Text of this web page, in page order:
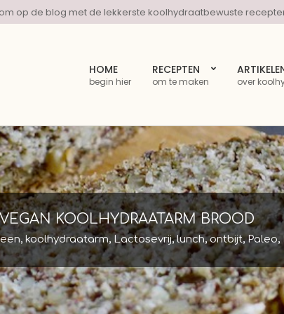
op de blog met de lekkerste koolhydraatbewuste
HOME
begin hier
RECEPTEN
om te maken over
VEGAN KOOLHYDRAATARM BROOD
, koolhydraatarm, Lactosevrij,lunch,ontbijt,Paleo,